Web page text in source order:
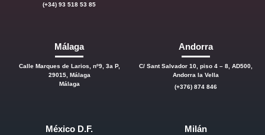
(+34) 93 518 53 85
Málaga
Calle Marques de Larios, nº9, 3a P,
29015, Málaga
Málaga
Andorra
C/ Sant Salvador 10, piso 4 – 8, AD500,
Andorra la Vella
(+376) 874 846
México D.F. Milán